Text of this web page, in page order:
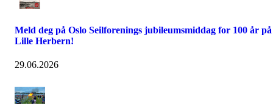
Meld deg på Oslo Seilforenings jubileumsmiddag for 100 år på
Lille Herbern!
29.06.2026